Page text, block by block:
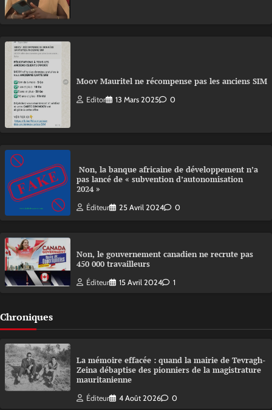
Moov Mauritel ne récompense pas les anciens SIM
Editor 13 Mars 2025 0
Non, la banque africaine de développement n’a
pas lancé de « subvention d’autonomisation
2024 »
Éditeur 25 Avril 2024 0
Non, le gouvernement canadien ne recrute pas
450 000 travailleurs
Éditeur 15 Avril 2024 1
Chroniques
La mémoire effacée : quand la mairie de Tevragh-
Zeina débaptise des pionniers de la magistrature
mauritanienne
Éditeur 4 Août 2026 0